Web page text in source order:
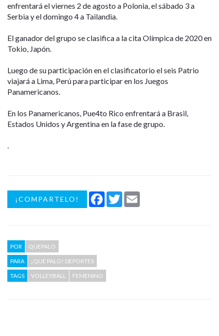
enfrentará el viernes 2 de agosto a Polonia, el sábado 3 a
Serbia y el domingo 4 a Tailandia.
El ganador del grupo se clasifica a la cita Olímpica de 2020 en
Tokio, Japón.
Luego de su participación en el clasificatorio el seis Patrio
viajará a Lima, Perú para participar en los Juegos
Panamericanos.
En los Panamericanos, Pue4to Rico enfrentará a Brasil,
Estados Unidos y Argentina en la fase de grupo.
¡COMPARTELO! Facebook
Twitter
POR
QUEPALO
PARA
¡QUE PALO! DEPORTES
TAGS
VOLLEYBALL FEMENINO